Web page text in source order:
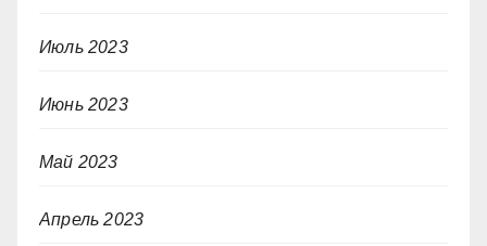
Июль 2023
Июнь 2023
Май 2023
Апрель 2023